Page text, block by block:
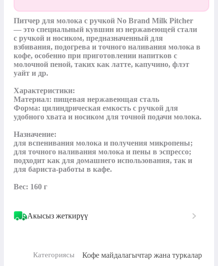
Питчер для молока с ручкой No Brand Milk Pitcher
— это специальный кувшин из нержавеющей стали
с ручкой и носиком, предназначенный для
взбивания, подогрева и точного наливания молока в
кофе, особенно при приготовлении напитков с
молочной пеной, таких как латте, капучино, флэт
уайт и др.
Характеристики:
Материал: пищeвая нержавеющая сталь
Форма: цилиндрическая емкость с ручкой для
удобного хвата и носиком для точной подачи молока.
Назначение:
для вспенивания молока и получения микропены;
для точного наливания молока и пены в эспрессо;
подходит как для домашнего использования, так и
для бариста‑работы в кафе.
Вес: 160 г
Акысыз жеткирүү
Категориясы Кофе майдалагычтар жана туркалар